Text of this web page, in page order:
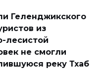
Геленджикского
из
лесистой
не смогли
реку Тхаб